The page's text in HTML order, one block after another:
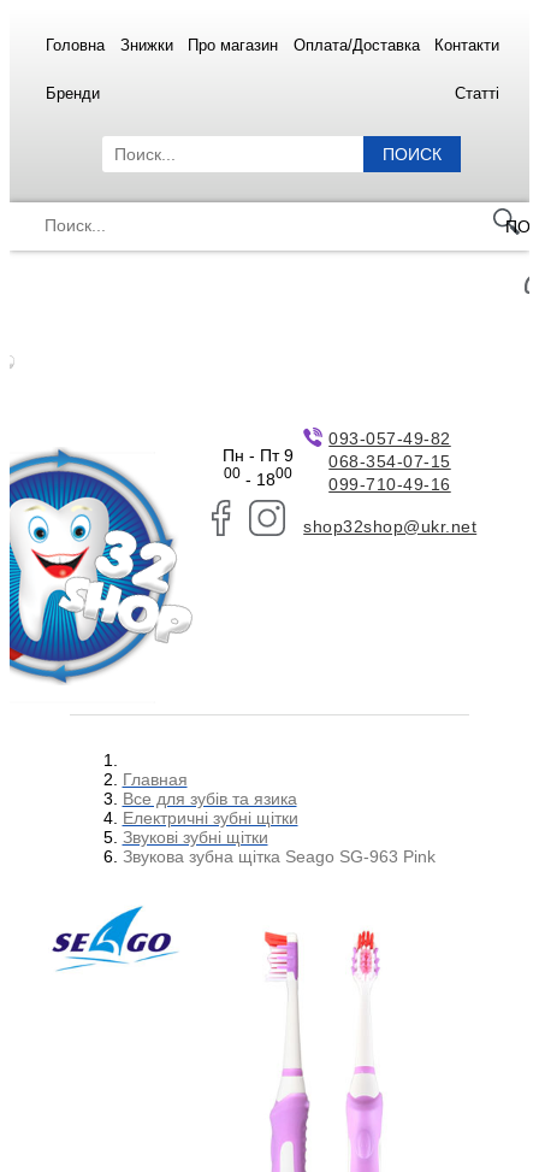
Головна Знижки Про магазин Оплата/Доставка Контакти
Бренди Статті
ПОИСК
Пн - Пт 9
00- 1800
093-057-49-82
068-354-07-15
099-710-49-16
shop32shop@ukr.net
Главная
Все для зубів та язика
Електричні зубні щітки
Звукові зубні щітки
Звукова зубна щітка Seago SG-963 Pink